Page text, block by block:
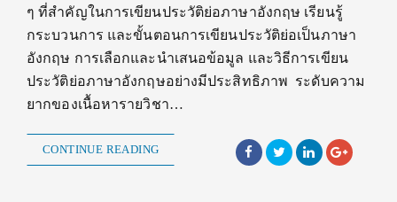
ๆ ที่สำคัญในการเขียนประวัติย่อภาษาอังกฤษ เรียนรู้
กระบวนการ และขั้นตอนการเขียนประวัติย่อเป็นภาษา
อังกฤษ การเลือกและนำเสนอข้อมูล และวิธีการเขียน
ประวัติย่อภาษาอังกฤษอย่างมีประสิทธิภาพ ระดับความ
ยากของเนื้อหารายวิชา…
CONTINUE READING